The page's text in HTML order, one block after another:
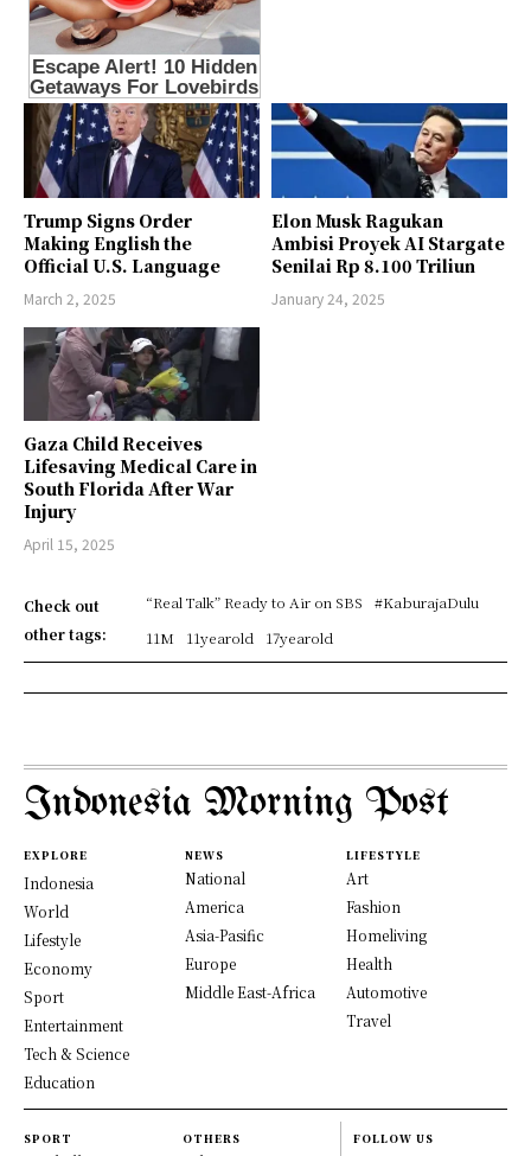
Trump Signs Order
Making English the
Official U.S. Language
March 2, 2025
Elon Musk Ragukan
Ambisi Proyek AI Stargate
Senilai Rp 8.100 Triliun
January 24, 2025
Gaza Child Receives
Lifesaving Medical Care in
South Florida After War
Injury
April 15, 2025
Check out
other tags:
“Real Talk” Ready to Air on SBS
#KaburajaDulu
11M
11yearold 17yearold
Indonesia Morning Post
EXPLORE
Indonesia
World
Lifestyle
Economy
Sport
Entertainment
Tech & Science
Education
NEWS
National
America
Asia-Pasific
Europe
Middle East-Africa
LIFESTYLE
Art
Fashion
Homeliving
Health
Automotive
Travel
SPORT OTHERS FOLLOW US